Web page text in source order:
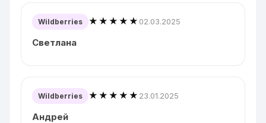
Wildberries ★★★★★ 02.03.2025
Светлана
Wildberries ★★★★★ 23.01.2025
Андрей